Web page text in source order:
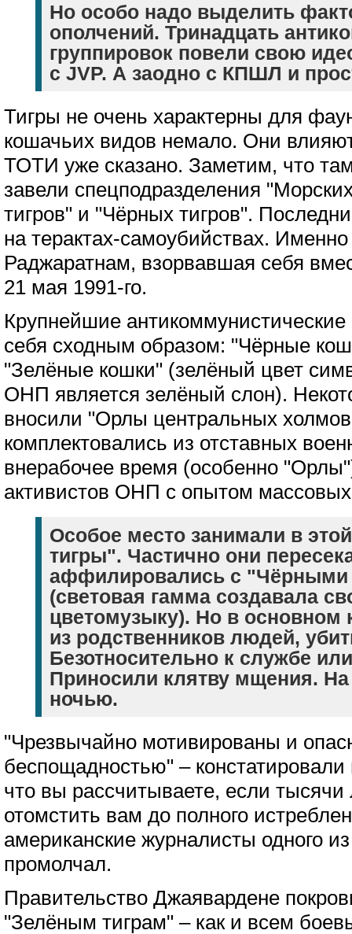
Но особо надо выделить
ополчений. Тринадцать
группировок повели свою
с JVP. А заодно с КПШЛ и
Тигры не очень характерны для
кошачьих видов немало. Они
ТОТИ уже сказано. Заметим, что
завели спецподразделения
тигров" и "Чёрных тигров".
на терактах-самоубийствах.
Раджаратнам, взорвавшая себя
21 мая 1991-го.
Крупнейшие
себя сходным образом: "Чёрные
"Зелёные кошки" (зелёный цвет
ОНП является зелёный слон).
вносили "Орлы центральных
комплектовались из отставных
внерабочее время (особенно
активистов ОНП с опытом
Особое место занимали в
тигры". Частично они
аффилировались с
(световая гамма создавала
цветомузыку). Но в основном
из родственников людей,
Безотносительно к службе
Приносили клятву мщения.
ночью.
"Чрезвычайно мотивированы и
беспощадностью" –
что вы рассчитываете, если
отомстить вам до полного
американские журналисты одного
промолчал.
Правительство Джаявардене
"Зелёным тиграм" – как и всем